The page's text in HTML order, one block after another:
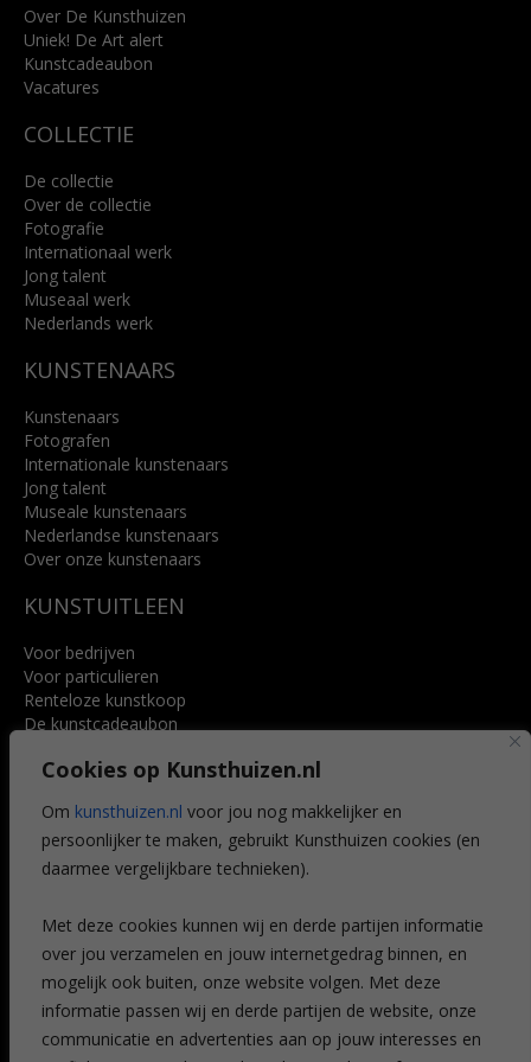
Cookies op Kunsthuizen.nl
Om kunsthuizen.nl voor jou nog makkelijker en
persoonlijker te maken, gebruikt Kunsthuizen cookies (en
daarmee vergelijkbare technieken).
Met deze cookies kunnen wij en derde partijen informatie
over jou verzamelen en jouw internetgedrag binnen, en
mogelijk ook buiten, onze website volgen. Met deze
informatie passen wij en derde partijen de website, onze
communicatie en advertenties aan op jouw interesses en
info@kunsthuisbreda.nl
Lees meer
Over De Kunsthuizen
Uniek! De Art alert
Kunstcadeaubon
Vacatures
COLLECTIE
De collectie
Over de collectie
Fotografie
Internationaal werk
Jong talent
Museaal werk
Nederlands werk
KUNSTENAARS
Kunstenaars
Fotografen
Internationale kunstenaars
Jong talent
Museale kunstenaars
Nederlandse kunstenaars
Over onze kunstenaars
KUNSTUITLEEN
Voor bedrijven
Voor particulieren
Renteloze kunstkoop
De kunstcadeaubon
Voordelen
Veelgestelde vragen
CONTACT
Leiden
Amsterdam
Breda
Favorieten
Mijn art alert